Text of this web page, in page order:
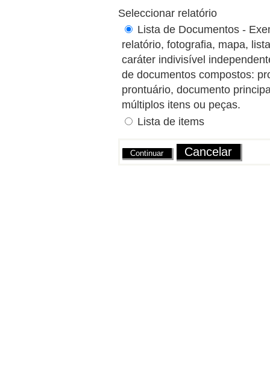
Seleccionar relatório
Lista de Documentos -
relatório, fotografia, mapa,
caráter indivisível
de documentos compostos:
prontuário, documento
múltiplos itens ou peças.
Lista de items
Ações Cancelar